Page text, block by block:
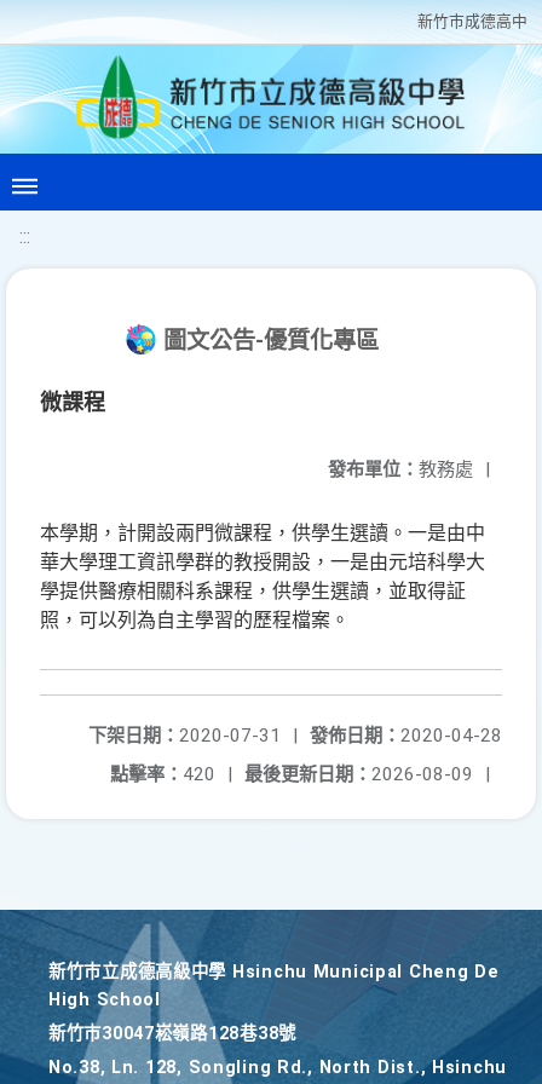
新竹巿成德高中
:::
圖文公告-優質化專區
微課程
發布單位： 教務處 |
本學期，計開設兩門微課程，供學生選讀。一是由中
華大學理工資訊學群的教授開設，一是由元培科學大
學提供醫療相關科系課程，供學生選讀，並取得証
照，可以列為自主學習的歷程檔案。
發佈日期： 2020-04-28
下架日期： 2020-07-31
|
最後更新日期： 2026-08-09 |
點擊率： 420 |
新竹巿立成德高級中學 Hsinchu Municipal Cheng De
High School
新竹巿30047崧嶺路128巷38號
No.38, Ln. 128, Songling Rd., North Dist., Hsinchu